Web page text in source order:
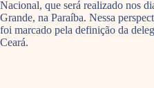
Nacional, que será realizado nos
Grande, na Paraíba. Nessa
foi marcado pela definição da
Ceará.